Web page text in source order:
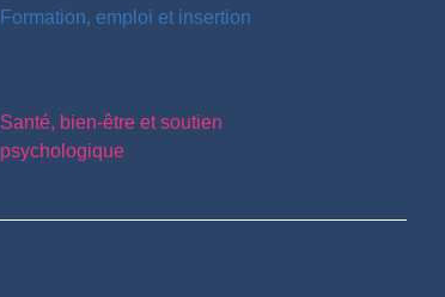
Formation, emploi et insertion
Santé, bien-être et soutien
psychologique